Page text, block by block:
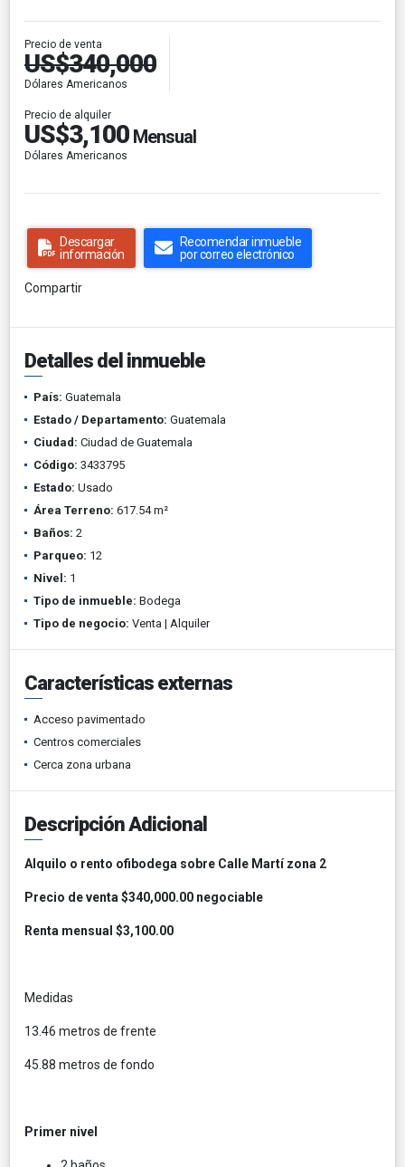
Precio de venta
US$340,000
Dólares Americanos
Precio de alquiler
US$3,100 Mensual
Dólares Americanos
Descargar
información
Recomendar inmueble
por correo electrónico
Compartir
Detalles del inmueble
País: Guatemala
Estado / Departamento: Guatemala
Ciudad: Ciudad de Guatemala
Código: 3433795
Estado: Usado
Área Terreno: 617.54 m²
Baños: 2
Parqueo: 12
Nivel: 1
Tipo de inmueble: Bodega
Tipo de negocio: Venta | Alquiler
Características externas
Acceso pavimentado
Centros comerciales
Cerca zona urbana
Descripción Adicional
Alquilo o rento ofibodega sobre Calle Martí zona 2
Precio de venta $340,000.00 negociable
Renta mensual $3,100.00
Medidas
13.46 metros de frente
45.88 metros de fondo
Primer nivel